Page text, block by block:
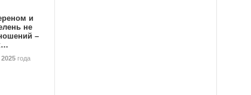
и
не
–
года